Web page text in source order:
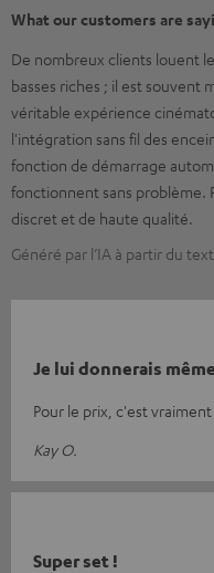
What our customers are
De nombreux clients louent
basses riches ; il est souvent
véritable expérience
l'intégration sans fil des
fonction de démarrage
fonctionnent sans problème.
discret et de haute qualité.
Généré par l’IA à partir du
Je lui donnerais même
Pour le prix, c'est vraiment
Kay O.
Super set !